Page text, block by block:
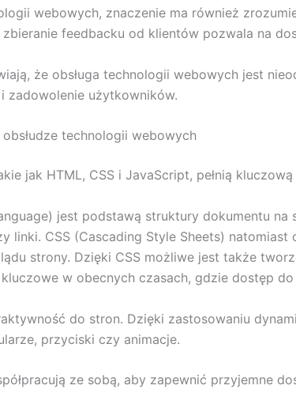
webowych, znaczenie ma również
zbieranie feedbacku od klientów pozwala na
że obsługa technologii webowych jest
zadowolenie użytkowników.
technologii webowych
jak HTML, CSS i JavaScript, pełnią
jest podstawą struktury dokumentu
linki. CSS (Cascading Style Sheets)
strony. Dzięki CSS możliwe jest także
w obecnych czasach, gdzie dostęp
do stron. Dzięki zastosowaniu
przyciski czy animacje.
ze sobą, aby zapewnić przyjemne